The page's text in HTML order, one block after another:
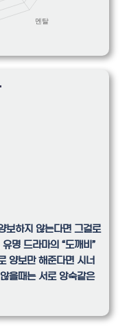
하지 않는다면 그걸로
명 드라마의 “도깨비”
양보만 해준다면 시너
을때는 서로 앙숙같은